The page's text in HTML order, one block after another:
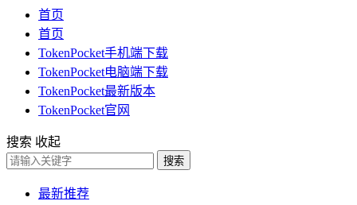
首页
首页
TokenPocket手机端下载
TokenPocket电脑端下载
TokenPocket最新版本
TokenPocket官网
搜索 收起
搜索
最新推荐